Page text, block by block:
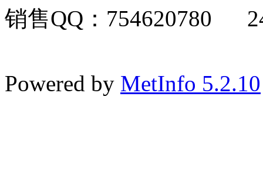
销售QQ：754620780
Powered by MetInfo 5.2.10